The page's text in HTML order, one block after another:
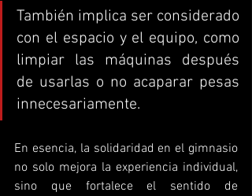
También implica ser considerado
con el espacio y el equipo, como
limpiar las máquinas después
de usarlas o no acaparar pesas
innecesariamente.
En esencia, la solidaridad en el gimnasio
no solo mejora la experiencia individual,
sino que fortalece el sentido de